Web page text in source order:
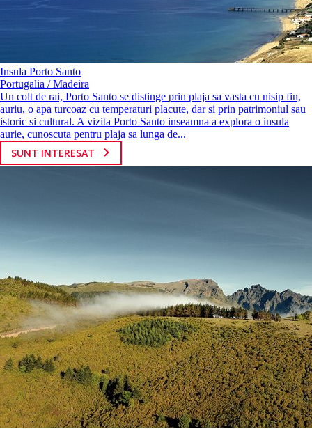
Insula Porto Santo
Portugalia / Madeira
Un colt de rai, Porto Santo se distinge prin plaja sa vasta cu nisip fin,
auriu, o apa turcoaz cu temperaturi placute, dar si prin patrimoniul sau
istoric si cultural. A vizita Porto Santo inseamna a explora o insula
aurie, cunoscuta pentru plaja sa lunga de...
SUNT INTERESAT